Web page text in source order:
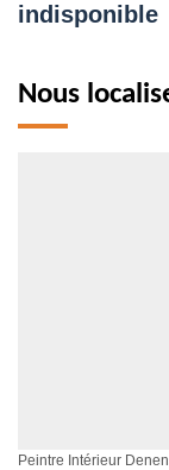
indisponible
Nous
Peintre Intérieur